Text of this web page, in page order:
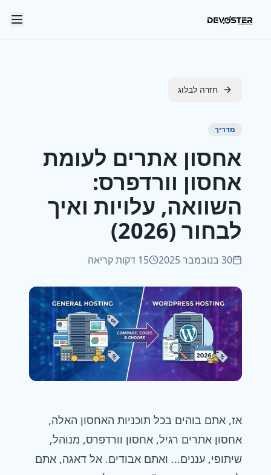
חזרה לבלוג
מדריך
אחסון אתרים לעומת
אחסון וורדפרס:
השוואה, עלויות ואיך
לבחור (2026)
30 בנובמבר 2025 15 דקות קריאה
אז, אתם בוהים בכל תוכניות האחסון האלה,
אחסון אתרים רגיל, אחסון וורדפרס, מנוהל,
שיתופי, עננים... ואתם אבודים. אל דאגה, אתם